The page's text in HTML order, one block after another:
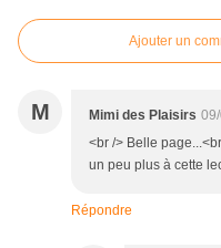
Ajouter un
M Mimi des Plaisirs
<br /> Belle
un peu plus à cette
Répondre